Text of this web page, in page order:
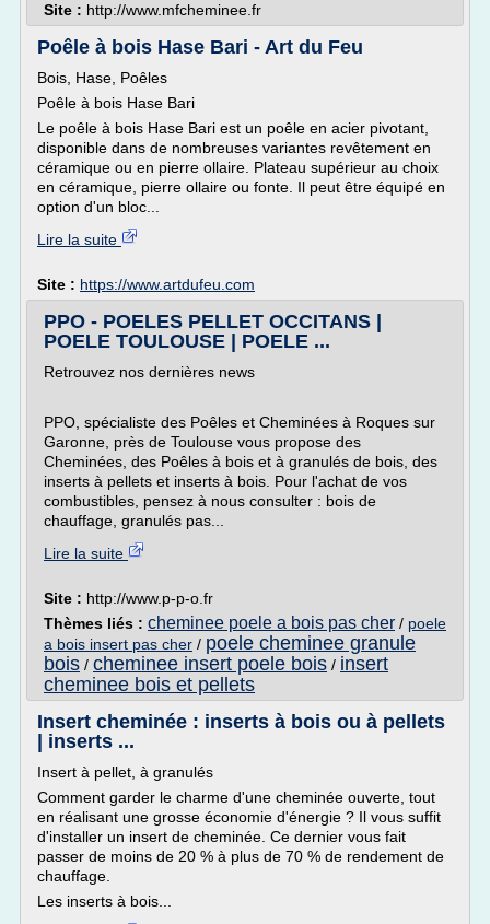
Site : http://www.mfcheminee.fr
Poêle à bois Hase Bari - Art du Feu
Bois, Hase, Poêles
Poêle à bois Hase Bari
Le poêle à bois Hase Bari est un poêle en acier pivotant,
disponible dans de nombreuses variantes revêtement en
céramique ou en pierre ollaire. Plateau supérieur au choix
en céramique, pierre ollaire ou fonte. Il peut être équipé en
option d'un bloc...
Lire la suite
Site : https://www.artdufeu.com
PPO - POELES PELLET OCCITANS |
POELE TOULOUSE | POELE ...
Retrouvez nos dernières news
PPO, spécialiste des Poêles et Cheminées à Roques sur
Garonne, près de Toulouse vous propose des
Cheminées, des Poêles à bois et à granulés de bois, des
inserts à pellets et inserts à bois. Pour l'achat de vos
combustibles, pensez à nous consulter : bois de
chauffage, granulés pas...
Lire la suite
Site : http://www.p-p-o.fr
Thèmes liés : cheminee poele a bois pas cher / poele
a bois insert pas cher / poele cheminee granule
bois / cheminee insert poele bois / insert
cheminee bois et pellets
Insert cheminée : inserts à bois ou à pellets
| inserts ...
Insert à pellet, à granulés
Comment garder le charme d'une cheminée ouverte, tout
en réalisant une grosse économie d'énergie ? Il vous suffit
d'installer un insert de cheminée. Ce dernier vous fait
passer de moins de 20 % à plus de 70 % de rendement de
chauffage.
Les inserts à bois...